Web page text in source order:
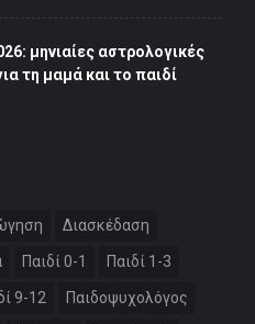
μηνιαίες αστρολογικές
τη μαμά και το παιδί
Διασκέδαση
Παιδί 0-1 Παιδί 1-3
9-12 Παιδοψυχολόγος